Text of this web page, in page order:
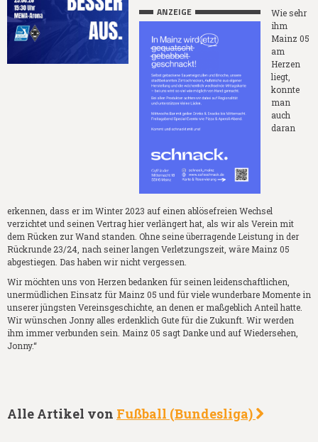
ANZEIGE
Wie sehr
ihm
Mainz 05
am
Herzen
liegt,
konnte
man
auch
daran
erkennen, dass er im Winter 2023 auf einen ablösefreien Wechsel
verzichtet und seinen Vertrag hier verlängert hat, als wir als Verein mit
dem Rücken zur Wand standen. Ohne seine überragende Leistung in der
Rückrunde 23/24, nach seiner langen Verletzungszeit, wäre Mainz 05
abgestiegen. Das haben wir nicht vergessen.
Wir möchten uns von Herzen bedanken für seinen leidenschaftlichen,
unermüdlichen Einsatz für Mainz 05 und für viele wunderbare Momente in
unserer jüngsten Vereinsgeschichte, an denen er maßgeblich Anteil hatte.
Wir wünschen Jonny alles erdenklich Gute für die Zukunft. Wir werden
ihm immer verbunden sein. Mainz 05 sagt Danke und auf Wiedersehen,
Jonny.“
Alle Artikel von Fußball (Bundesliga)